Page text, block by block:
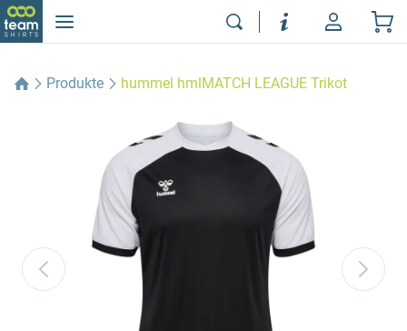
Produkte hummel hmlMATCH LEAGUE Trikot